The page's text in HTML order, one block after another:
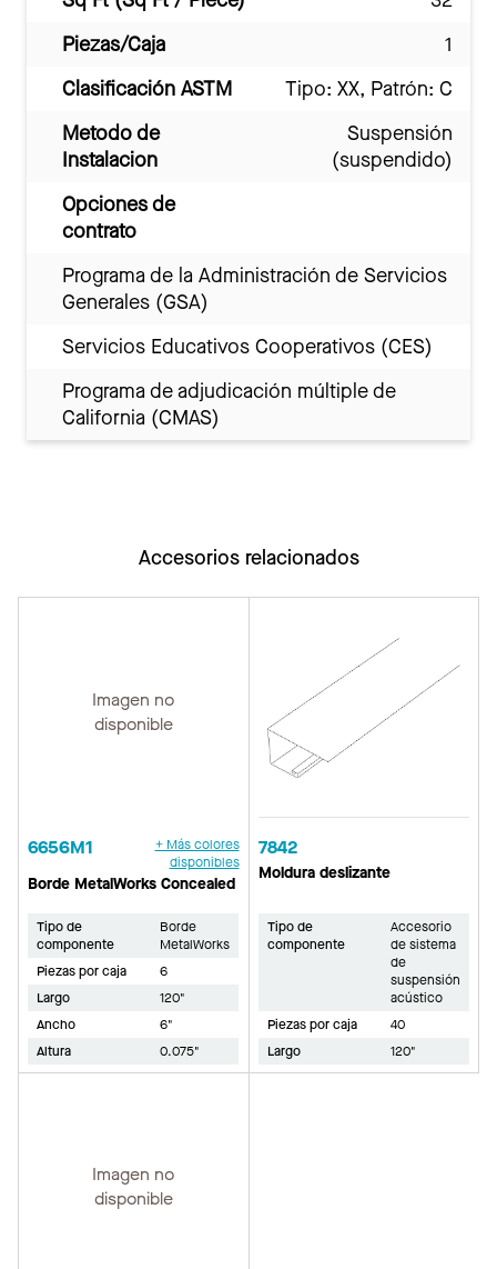
Piezas/Caja
1
Clasificación ASTM
Tipo: XX, Patrón: C
Metodo de
Instalacion
Suspensión
(suspendido)
Opciones de
contrato
Programa de la Administración de Servicios
Generales (GSA)
Servicios Educativos Cooperativos (CES)
Programa de adjudicación múltiple de
California (CMAS)
Accesorios relacionados
Imagen no
disponible
6656M1
+ Más colores
disponibles
Borde MetalWorks Concealed
Tipo de
componente
Borde
MetalWorks
Piezas por caja
6
Largo
120"
Ancho
6"
Altura
0.075"
7842
Moldura deslizante
Tipo de
componente
Accesorio
de sistema
de
suspensión
acústico
Piezas por caja
40
Largo
120"
Imagen no
disponible